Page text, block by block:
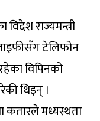
राज्यमन्त्री
टेलिफोन
विपिनको
थिइन् ।
कतारले मध्यस्थता